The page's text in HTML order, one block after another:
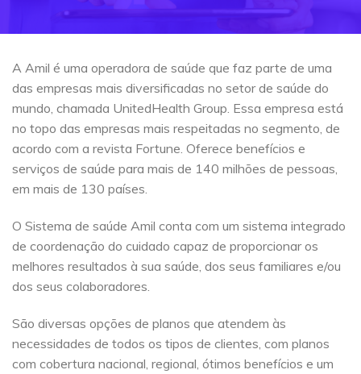
A Amil é uma operadora de saúde que faz parte de uma
das empresas mais diversificadas no setor de saúde do
mundo, chamada UnitedHealth Group. Essa empresa está
no topo das empresas mais respeitadas no segmento, de
acordo com a revista Fortune. Oferece benefícios e
serviços de saúde para mais de 140 milhões de pessoas,
em mais de 130 países.
O Sistema de saúde Amil conta com um sistema integrado
de coordenação do cuidado capaz de proporcionar os
melhores resultados à sua saúde, dos seus familiares e/ou
dos seus colaboradores.
São diversas opções de planos que atendem às
necessidades de todos os tipos de clientes, com planos
com cobertura nacional, regional, ótimos benefícios e um